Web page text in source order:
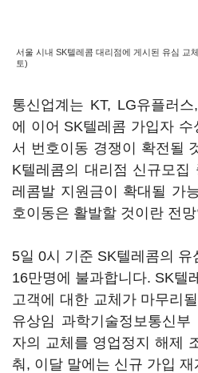
서울 시내 SK텔레콤 대리점에 게시된 유심 교
토)
통신업계는 KT, LG유플러
에 이어 SK텔레콤 가입자
서 번호이동 경쟁이 확전될
K텔레콤의 대리점 신규모집
레콤발 지원금이 확대될 가
호이동은 활발할 것이란 전
5일 0시 기준 SK텔레콤의
16만명에 불과합니다. SK텔
고객에 대한 교체가 마무리
유상임 과학기술정보통신
자의 교체를 영업정지 해제
춰, 이달 말에는 신규 가입